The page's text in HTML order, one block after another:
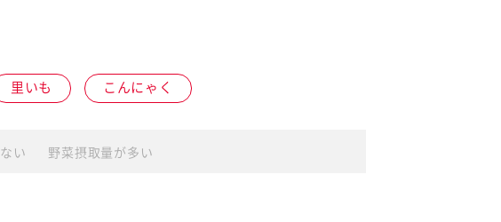
おうちでミールストック
みんなの食と健康応援
イベント協賛
株主・投資家の皆様へ
里いも こんにゃく
い 野菜摂取量が多い